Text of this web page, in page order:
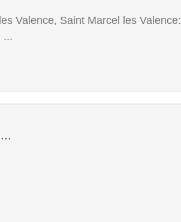
Valence, Saint Marcel les Valence:
...